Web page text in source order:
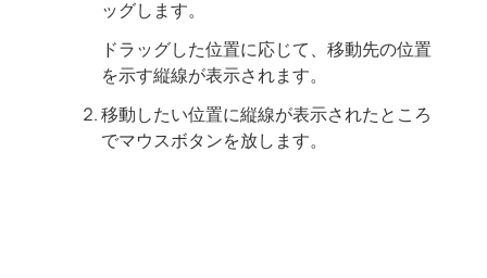
ッグします。
ドラッグした位置に応じて、移動先の位置
を示す縦線が表示されます。
移動したい位置に縦線が表示されたところ
でマウスボタンを放します。